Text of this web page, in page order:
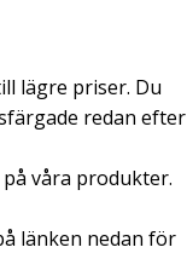
lägre priser. Du
redan efter
våra produkter.
länken nedan för